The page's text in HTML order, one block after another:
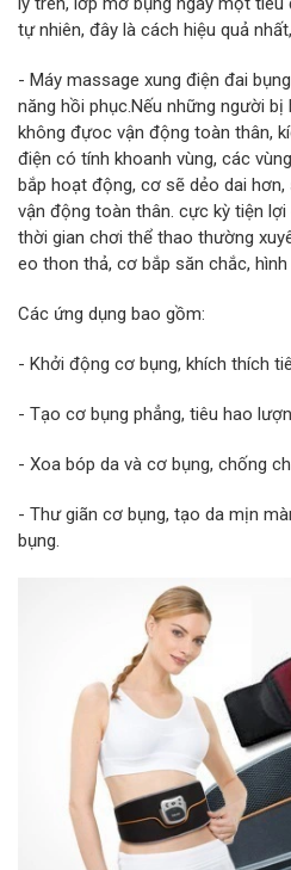
tự nhiên, đây là cách hiệu quả
- Máy massage xung điện đai
năng hồi phục.Nếu những người
không đựoc vận động toàn thân,
điện có tính khoanh vùng, các
bắp hoạt động, cơ sẽ dẻo dai
vận động toàn thân. cực kỳ tiện
thời gian chơi thể thao thường
eo thon thả, cơ bắp săn chắc, hình
Các ứng dụng bao gồm:
- Khởi động cơ bụng, khích thích
- Tạo cơ bụng phẳng, tiêu hao
- Xoa bóp da và cơ bụng, chống
- Thư giãn cơ bụng, tạo da mịn
bụng.